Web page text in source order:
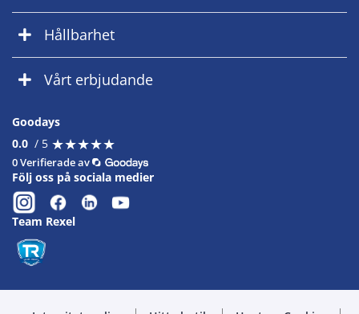
Hållbarhet
Vårt erbjudande
Goodays
0.0 / 5 ★★★★★
★★★★★
0 Verifierade av
Följ oss på sociala medier
Team Rexel